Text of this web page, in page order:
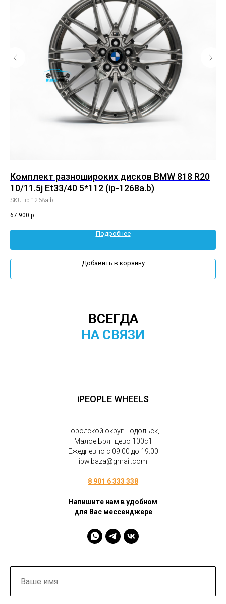
Комплект разношироких дисков BMW 818 R20
10/11.5j Et33/40 5*112 (ip-1268a.b)
SKU: ip-1268a.b
67 900 р.
Подробнее
Добавить в корзину
ВСЕГДА
НА СВЯЗИ
iPEOPLE WHEELS
Городской округ Подольск,
Малое Брянцево 100с1
Ежедневно с 09.00 до 19.00
ipw.baza@gmail.com
8 901 6 333 338
Напишите нам в удобном
для Вас мессенджере